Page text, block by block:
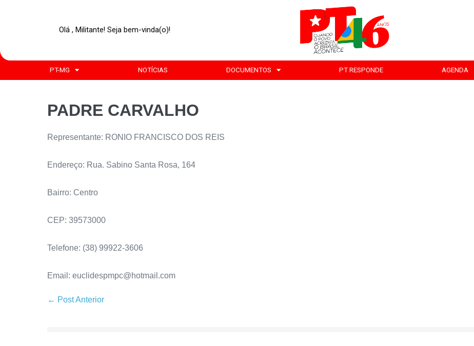
Olá , Militante! Seja bem-vinda(o)!
PT-MG NOTÍCIAS DOCUMENTOS PT RESPONDE AGENDA
PADRE CARVALHO
Representante: RONIO FRANCISCO DOS REIS
Endereço: Rua. Sabino Santa Rosa, 164
Bairro: Centro
CEP: 39573000
Telefone: (38) 99922-3606
Email: euclidespmpc@hotmail.com
← Post Anterior